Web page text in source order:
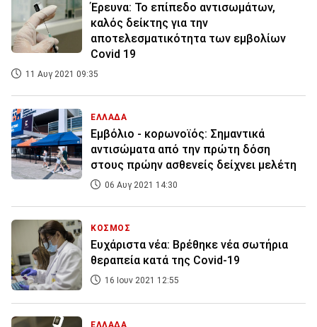
Έρευνα: Το επίπεδο αντισωμάτων,
καλός δείκτης για την
αποτελεσματικότητα των εμβολίων
Covid 19
11 Αυγ 2021 09:35
ΕΛΛΑΔΑ
Εμβόλιο - κορωνοϊός: Σημαντικά
αντισώματα από την πρώτη δόση
στους πρώην ασθενείς δείχνει μελέτη
06 Αυγ 2021 14:30
ΚΟΣΜΟΣ
Ευχάριστα νέα: Βρέθηκε νέα σωτήρια
θεραπεία κατά της Covid-19
16 Ιουν 2021 12:55
ΕΛΛΑΔΑ